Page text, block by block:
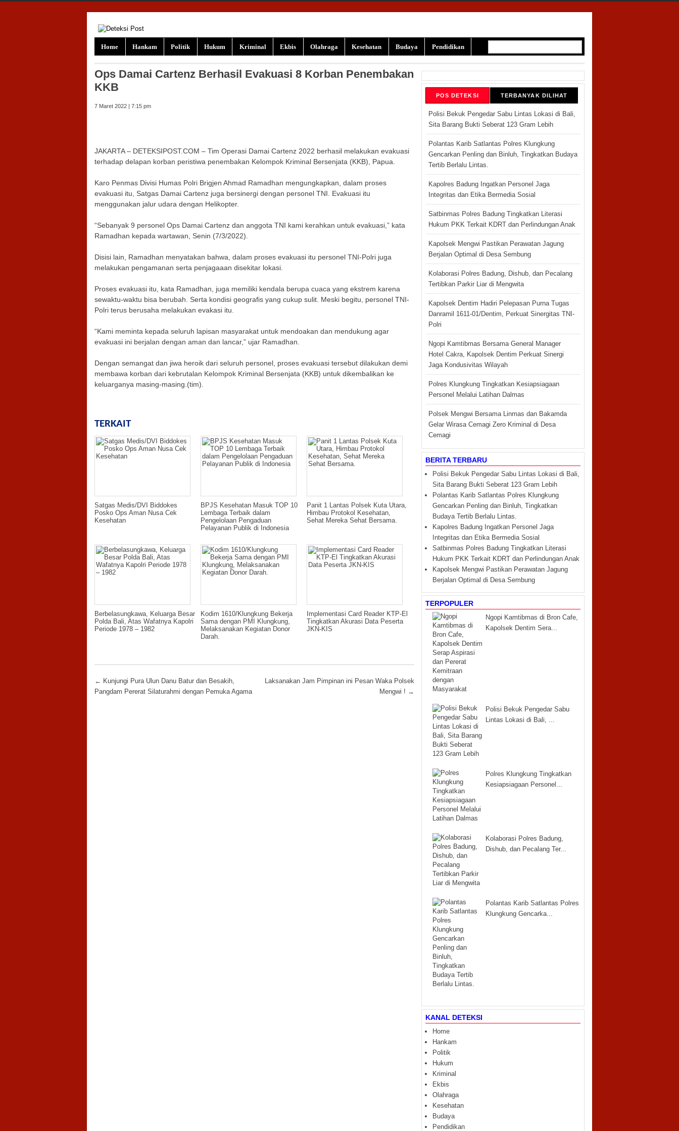
Home Hankam Politik Hukum Kriminal Ekbis Olahraga Kesehatan Budaya Pendidikan
Ops Damai Cartenz Berhasil Evakuasi 8 Korban Penembakan
KKB
7 Maret 2022 | 7:15 pm
JAKARTA – DETEKSIPOST.COM – Tim Operasi Damai Cartenz 2022 berhasil melakukan evakuasi
terhadap delapan korban peristiwa penembakan Kelompok Kriminal Bersenjata (KKB), Papua.
Karo Penmas Divisi Humas Polri Brigjen Ahmad Ramadhan mengungkapkan, dalam proses
evakuasi itu, Satgas Damai Cartenz juga bersinergi dengan personel TNI. Evakuasi itu
menggunakan jalur udara dengan Helikopter.
“Sebanyak 9 personel Ops Damai Cartenz dan anggota TNI kami kerahkan untuk evakuasi,” kata
Ramadhan kepada wartawan, Senin (7/3/2022).
Disisi lain, Ramadhan menyatakan bahwa, dalam proses evakuasi itu personel TNI-Polri juga
melakukan pengamanan serta penjagaaan disekitar lokasi.
Proses evakuasi itu, kata Ramadhan, juga memiliki kendala berupa cuaca yang ekstrem karena
sewaktu-waktu bisa berubah. Serta kondisi geografis yang cukup sulit. Meski begitu, personel TNI-
Polri terus berusaha melakukan evakasi itu.
“Kami meminta kepada seluruh lapisan masyarakat untuk mendoakan dan mendukung agar
evakuasi ini berjalan dengan aman dan lancar,” ujar Ramadhan.
Dengan semangat dan jiwa heroik dari seluruh personel, proses evakuasi tersebut dilakukan demi
membawa korban dari kebrutalan Kelompok Kriminal Bersenjata (KKB) untuk dikembalikan ke
keluarganya masing-masing.(tim).
TERKAIT
Satgas Medis/DVI Biddokes
Posko Ops Aman Nusa Cek
Kesehatan
BPJS Kesehatan Masuk TOP 10
Lembaga Terbaik dalam
Pengelolaan Pengaduan
Pelayanan Publik di Indonesia
Panit 1 Lantas Polsek Kuta Utara,
Himbau Protokol Kesehatan,
Sehat Mereka Sehat Bersama.
Berbelasungkawa, Keluarga Besar
Polda Bali, Atas Wafatnya Kapolri
Periode 1978 – 1982
Kodim 1610/Klungkung Bekerja
Sama dengan PMI Klungkung,
Melaksanakan Kegiatan Donor
Darah.
Implementasi Card Reader KTP-El
Tingkatkan Akurasi Data Peserta
JKN-KIS
Post navigation
← Kunjungi Pura Ulun Danu Batur dan Besakih,
Pangdam Pererat Silaturahmi dengan Pemuka Agama
Laksanakan Jam Pimpinan ini Pesan Waka Polsek
Mengwi ! →
POS DETEKSI TERBANYAK DILIHAT
Polisi Bekuk Pengedar Sabu Lintas Lokasi di Bali,
Sita Barang Bukti Seberat 123 Gram Lebih
Polantas Karib Satlantas Polres Klungkung
Gencarkan Penling dan Binluh, Tingkatkan Budaya
Tertib Berlalu Lintas.
Kapolres Badung Ingatkan Personel Jaga
Integritas dan Etika Bermedia Sosial
Satbinmas Polres Badung Tingkatkan Literasi
Hukum PKK Terkait KDRT dan Perlindungan Anak
Kapolsek Mengwi Pastikan Perawatan Jagung
Berjalan Optimal di Desa Sembung
Kolaborasi Polres Badung, Dishub, dan Pecalang
Tertibkan Parkir Liar di Mengwita
Kapolsek Dentim Hadiri Pelepasan Purna Tugas
Danramil 1611-01/Dentim, Perkuat Sinergitas TNI-
Polri
Ngopi Kamtibmas Bersama General Manager
Hotel Cakra, Kapolsek Dentim Perkuat Sinergi
Jaga Kondusivitas Wilayah
Polres Klungkung Tingkatkan Kesiapsiagaan
Personel Melalui Latihan Dalmas
Polsek Mengwi Bersama Linmas dan Bakamda
Gelar Wirasa Cemagi Zero Kriminal di Desa
Cemagi
BERITA TERBARU
Polisi Bekuk Pengedar Sabu Lintas Lokasi di Bali,
Sita Barang Bukti Seberat 123 Gram Lebih
Polantas Karib Satlantas Polres Klungkung
Gencarkan Penling dan Binluh, Tingkatkan
Budaya Tertib Berlalu Lintas.
Kapolres Badung Ingatkan Personel Jaga
Integritas dan Etika Bermedia Sosial
Satbinmas Polres Badung Tingkatkan Literasi
Hukum PKK Terkait KDRT dan Perlindungan Anak
Kapolsek Mengwi Pastikan Perawatan Jagung
Berjalan Optimal di Desa Sembung
TERPOPULER
Ngopi Kamtibmas di Bron Cafe,
Kapolsek Dentim Sera...
Polisi Bekuk Pengedar Sabu
Lintas Lokasi di Bali, ...
Polres Klungkung Tingkatkan
Kesiapsiagaan Personel...
Kolaborasi Polres Badung,
Dishub, dan Pecalang Ter...
Polantas Karib Satlantas Polres
Klungkung Gencarka...
KANAL DETEKSI
Home
Hankam
Politik
Hukum
Kriminal
Ekbis
Olahraga
Kesehatan
Budaya
Pendidikan